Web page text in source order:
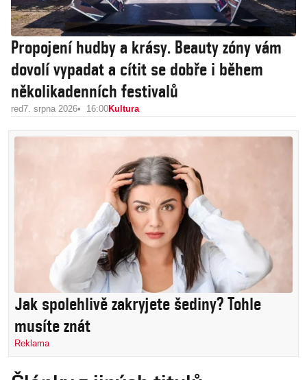
Propojení hudby a krásy. Beauty zóny vám
dovolí vypadat a cítit se dobře i během
několikadenních festivalů
red7. srpna 2026 16:00Kultura
Jak spolehlivě zakryjete šediny? Tohle
musíte znát
Reklama